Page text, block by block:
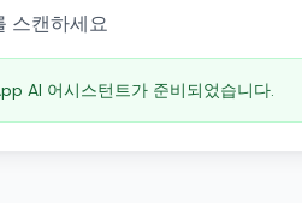
스캔하세요
AI 어시스턴트가 준비되었습니다.